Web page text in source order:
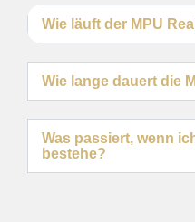
Wie läuft der MPU
Wie lange dauert die
Was passiert, wenn
bestehe?